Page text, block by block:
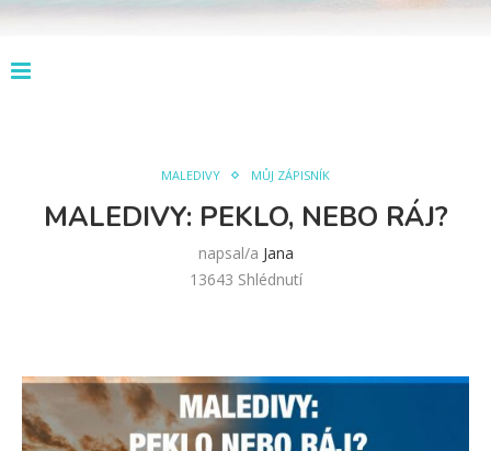
MALEDIVY MŮJ ZÁPISNÍK
MALEDIVY: PEKLO, NEBO RÁJ?
napsal/a Jana
13643 Shlédnutí